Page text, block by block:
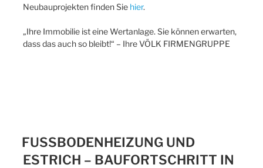
Neubauprojekten finden Sie hier.
„Ihre Immobilie ist eine Wertanlage. Sie können erwarten,
dass das auch so bleibt!“ – Ihre VÖLK FIRMENGRUPPE
FUSSBODENHEIZUNG UND E
STRICH – BAUFORTSCHRITT IN G